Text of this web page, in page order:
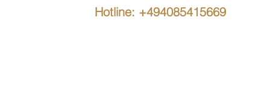
Hotline: +494085415669